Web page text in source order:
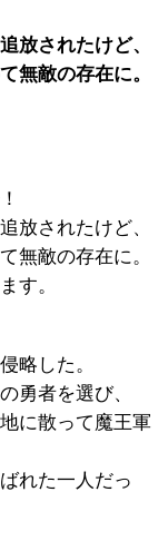
放されたけど、
無敵の存在に。
放されたけど、
無敵の存在に。
す。
略した。
勇者を選び、
に散って魔王軍
れた一人だっ